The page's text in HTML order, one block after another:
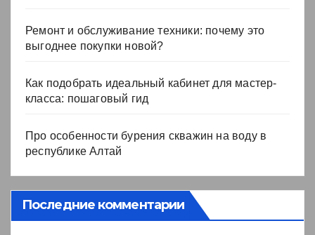
Ремонт и обслуживание техники: почему это
выгоднее покупки новой?
Как подобрать идеальный кабинет для мастер-
класса: пошаговый гид
Про особенности бурения скважин на воду в
республике Алтай
Последние комментарии